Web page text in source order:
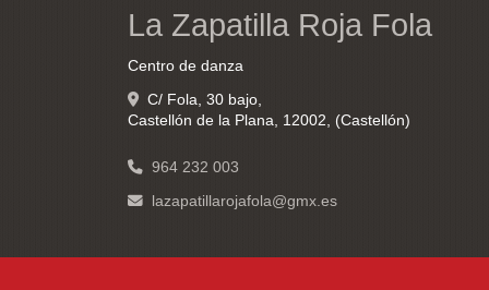
La Zapatilla Roja Fola
Centro de danza
C/ Fola, 30 bajo,
Castellón de la Plana, 12002, (Castellón)
964 232 003
lazapatillarojafola gmx.es